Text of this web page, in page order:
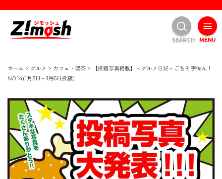
ホーム > グルメ > カフェ・喫茶 >
【投稿写真掲載】～グルメ日記～ごちそ宇佐ん！
NO.14(1月3日～1月6日投稿)
MENU
SEARCH